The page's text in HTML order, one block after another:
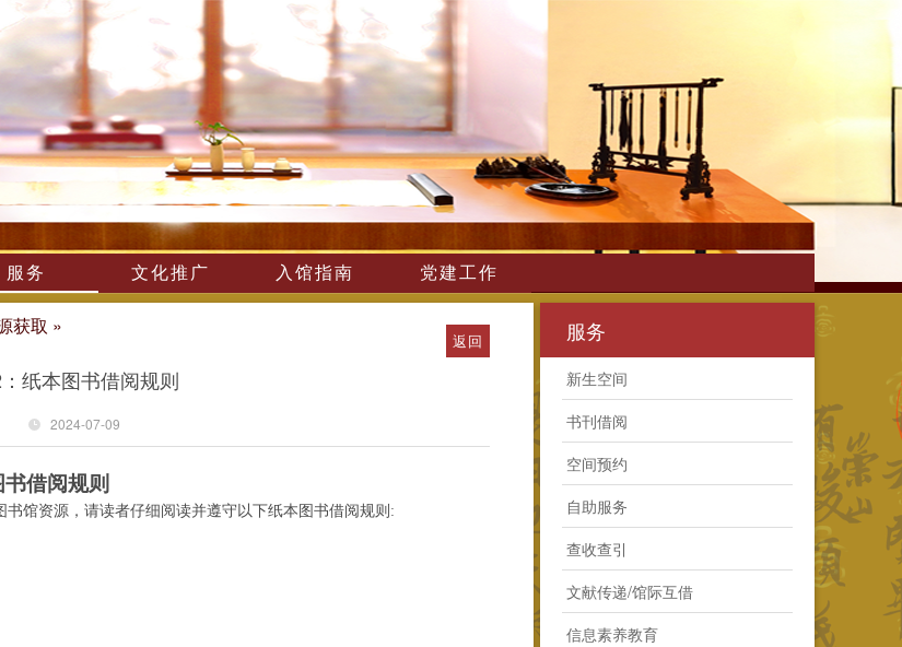
服务 文化推广 入馆指南 党建工作
获取 »
纸本图书借阅规则
2024-07-09
返回
借阅规则
馆资源，请读者仔细阅读并遵守以下纸本图书借阅规则 :
服务
新生空间
书刊借阅
空间预约
自助服务
查收查引
文献传递/馆际互借
信息素养教育